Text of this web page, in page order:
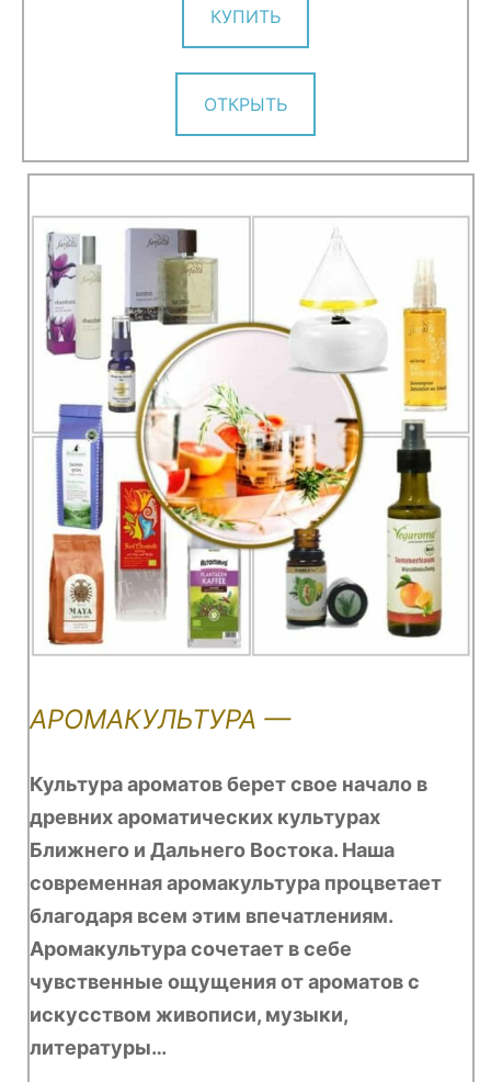
КУПИТЬ
ОТКРЫТЬ
АРОМАКУЛЬТУРА —
Культура ароматов берет свое начало в
древних ароматических культурах
Ближнего и Дальнего Востока. Наша
современная аромакультура процветает
благодаря всем этим впечатлениям.
Аромакультура сочетает в себе
чувственные ощущения от ароматов с
искусством живописи, музыки,
литературы…